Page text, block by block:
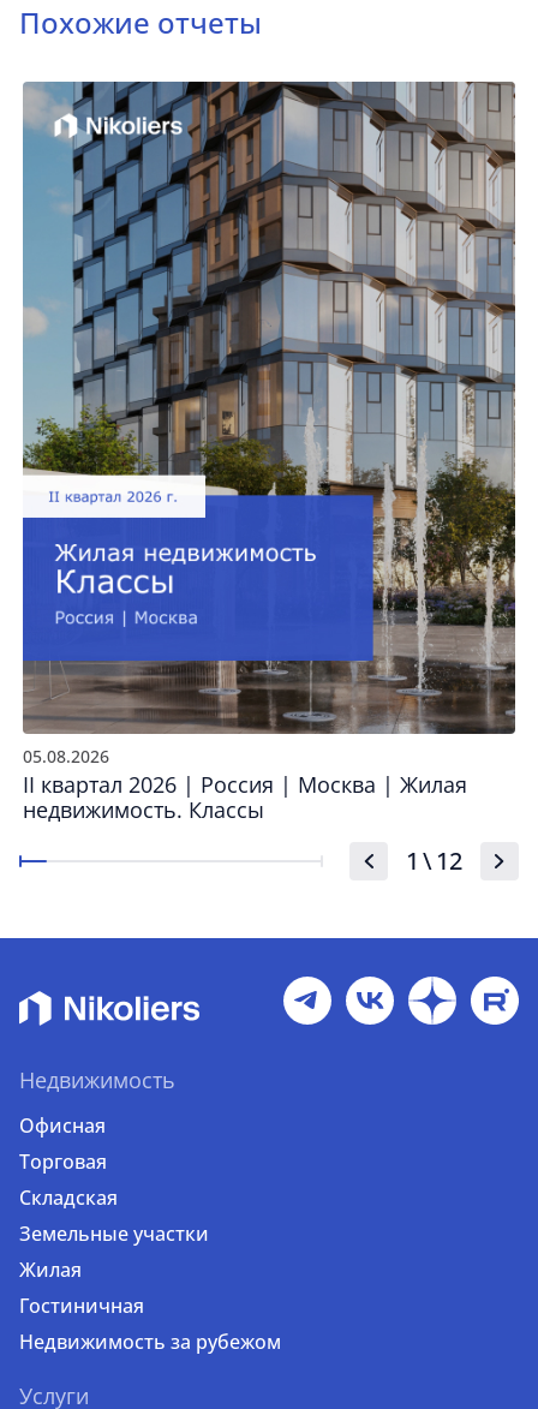
Похожие отчеты
05.08.2026
II квартал 2026 | Россия | Москва | Жилая
недвижимость. Классы
1 \12
Недвижимость
Офисная
Торговая
Складская
Земельные участки
Жилая
Гостиничная
Недвижимость за рубежом
Услуги